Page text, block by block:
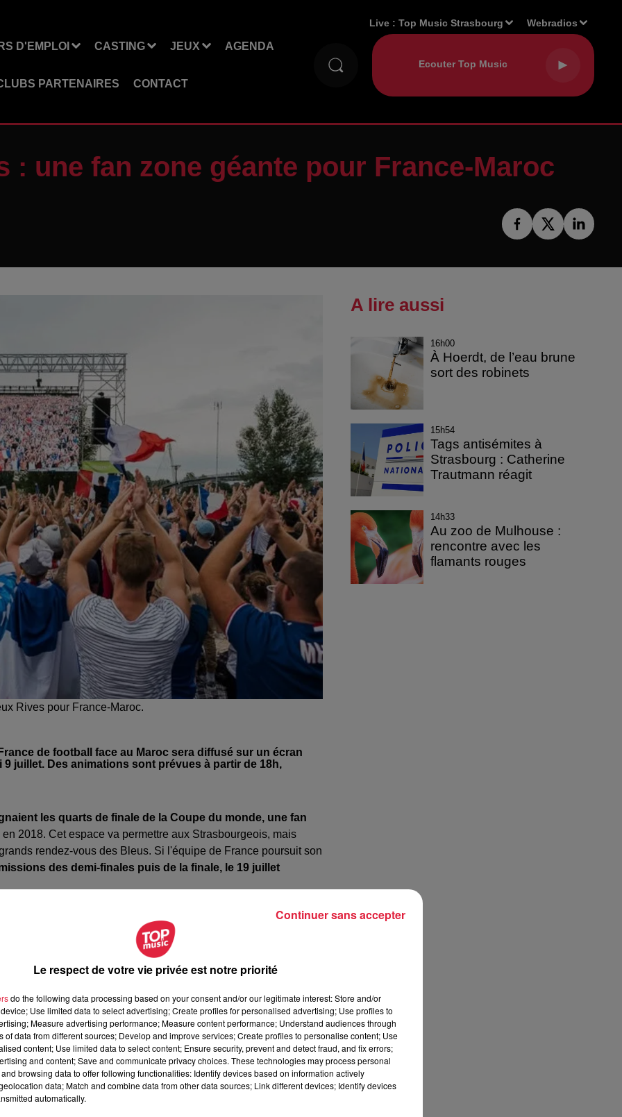
D'EMPLOI CASTING JEUX AGENDA
PARTENAIRES CONTACT
Live :Top Music Strasbourg Webradios
: une fan zone géante pour France-Maroc
Rives pour France-Maroc.
de football face au Maroc sera diffusé sur un écran
juillet. Des animations sont prévues à partir de 18h,
les quarts de finale de la Coupe du monde, une fan
en 2018. Cet espace va permettre aux Strasbourgeois, mais
rendez-vous des Bleus. Si l'équipe de France poursuit son
des demi-finales puis de la finale, le 19 juillet
. Avant le coup d'envoi, plusieurs animations sont prévues : u
food trucks et un point d'eau sont également mis à
la Coupe du monde au Qatar en 2022 à cause du Covid-19, la
». Elle souhaite faire de cet espace un lieu de convivialité
des supporters .
la fin de la soirée. Les parkings situés à proximité
de privilégier lestransports en commun ou le vélo. Un
contrôlés à l'entrée de la fan zone, les bouteilles en verre
A lire aussi
16h00
À Hoerdt, de l’eau brune
sort des robinets
15h54
Tags antisémites à
Strasbourg : Catherine
Trautmann réagit
14h33
Au zoo de Mulhouse :
rencontre avec les
flamants rouges
Le respect de votre vie privée est notre priorité
do the following data processing based on your consent and/or our legitimate interest: Store and/or
Use limited data to select advertising; Create profiles for personalised advertising; Use profiles to
Measure advertising performance; Measure content performance; Understand audiences through
of data from different sources; Develop and improve services; Create profiles to personalise content; Use
content; Use limited data to select content; Ensure security, prevent and detect fraud, and fix errors;
and content; Save and communicate privacy choices. These technologies may process personal
browsing data to offer following functionalities: Identify devices based on information actively
data; Match and combine data from other data sources; Link different devices; Identify devices
automatically.
Continuer sans accepter